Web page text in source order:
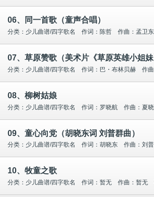
06、同一首歌（童声合唱）
分类：少儿曲谱/四字歌名 作词：陈哲 作曲：孟卫
07、草原赞歌（美术片《草原英雄小姐妹
08、柳树姑娘
分类：少儿曲谱/四字歌名 作词：罗晓航 作曲：夏
09、童心向党（胡晓东词 刘普群曲）
分类：少儿曲谱/四字歌名 作词：胡晓东 作曲：刘
10、牧童之歌
分类：少儿曲谱/四字歌名 作词：暂无 作曲：暂无